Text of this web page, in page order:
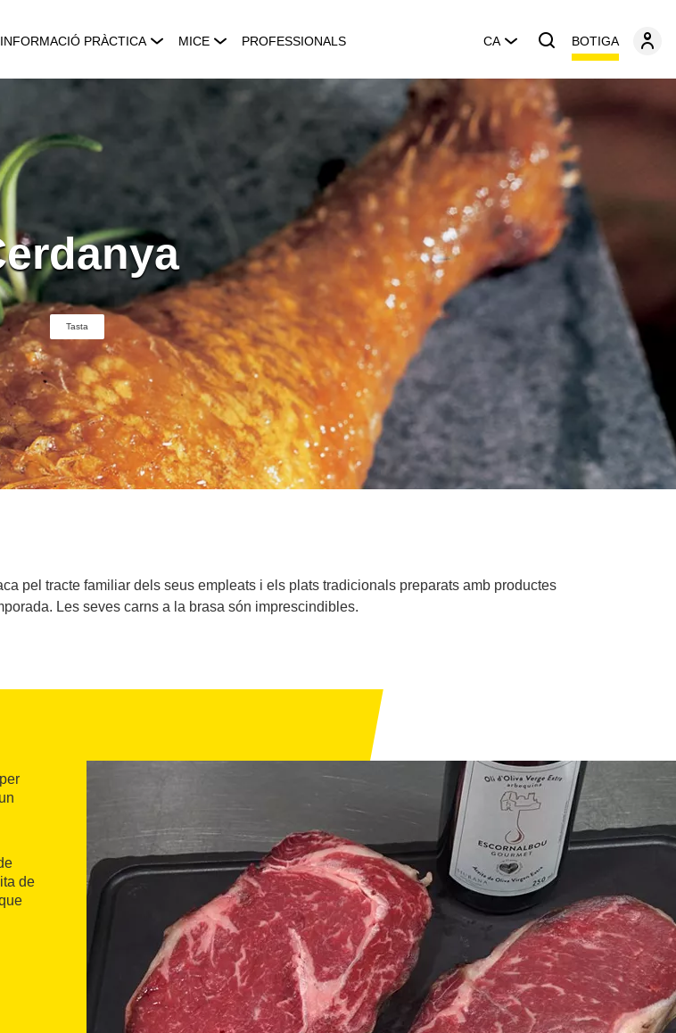
INFORMACIÓ PRÀCTICA MICE PROFESSIONALS CA BOTIGA
Tasta
pel tracte familiar dels seus empleats i els plats tradicionals preparats amb productes
Les seves carns a la brasa són imprescindibles.
de